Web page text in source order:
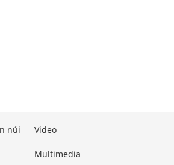
núi Video
Multimedia